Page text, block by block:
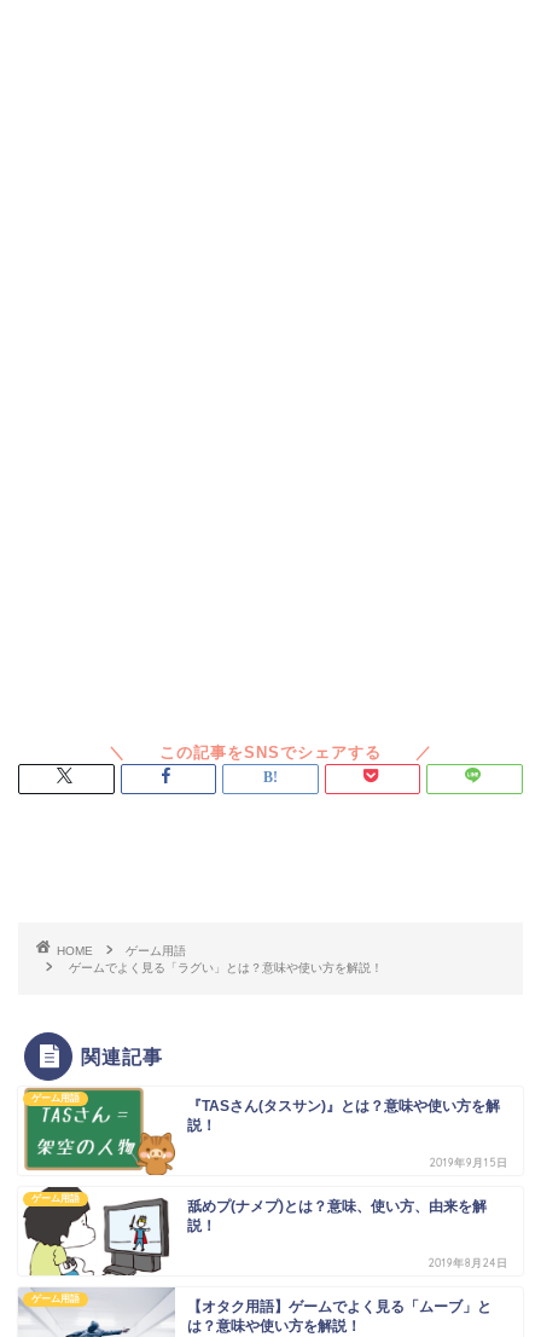
HOME
ゲーム用語
ゲームでよく見る「ラグい」とは？意味や使い方を解説！
関連記事
ゲーム用語
『TASさん(タスサン)』とは？意味や使い方を解
説！
2019年9月15日
ゲーム用語
舐めプ(ナメプ)とは？意味、使い方、由来を解
説！
2019年8月24日
ゲーム用語
【オタク用語】ゲームでよく見る「ムーブ」と
は？意味や使い方を解説！